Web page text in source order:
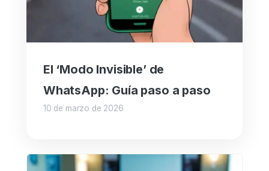
El ‘Modo Invisible’ de
WhatsApp: Guía paso a paso
10 de marzo de 2026